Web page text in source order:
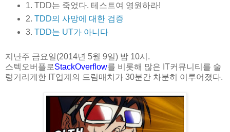
1. TDD는 죽었다. 테스트여 영원하라!
2. TDD의 사망에 대한 검증
3. TDD는 UT가 아니다
지난주 금요일(2014년 5월 9일) 밤 10시.
스텍오버플로StackOverflow를 비롯해 많은 IT커뮤니티를 술
렁거리게한 IT업계의 드림매치가 30분간 차분히 이루어졌다.